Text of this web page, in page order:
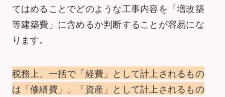
てはめることでどのような工事内容を「増改築
等建築費」に含めるか判断することが容易にな
ります。
税務上、一括で「経費」として計上されるもの
は「修繕費」、「資産」として計上されるもの